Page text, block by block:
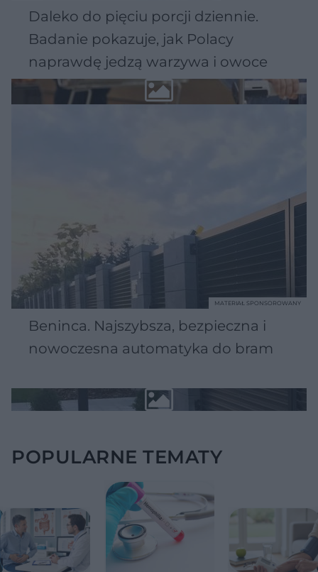
Daleko do pięciu porcji dziennie.
Badanie pokazuje, jak Polacy
naprawdę jedzą warzywa i owoce
Beninca. Najszybsza, bezpieczna i
nowoczesna automatyka do bram
MATERIAŁ SPONSOROWANY
POPULARNE TEMATY